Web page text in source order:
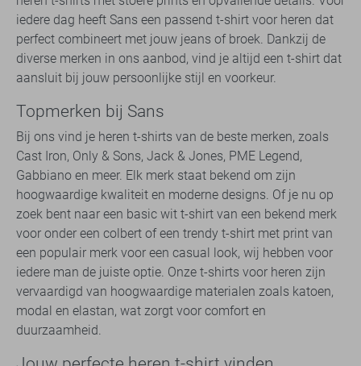
iedere dag heeft Sans een passend t-shirt voor heren dat
perfect combineert met jouw jeans of broek. Dankzij de
diverse merken in ons aanbod, vind je altijd een t-shirt dat
aansluit bij jouw persoonlijke stijl en voorkeur.
Topmerken bij Sans
Bij ons vind je heren t-shirts van de beste merken, zoals
Cast Iron, Only & Sons, Jack & Jones, PME Legend,
Gabbiano en meer. Elk merk staat bekend om zijn
hoogwaardige kwaliteit en moderne designs. Of je nu op
zoek bent naar een basic wit t-shirt van een bekend merk
voor onder een colbert of een trendy t-shirt met print van
een populair merk voor een casual look, wij hebben voor
iedere man de juiste optie. Onze t-shirts voor heren zijn
vervaardigd van hoogwaardige materialen zoals katoen,
modal en elastan, wat zorgt voor comfort en
duurzaamheid.